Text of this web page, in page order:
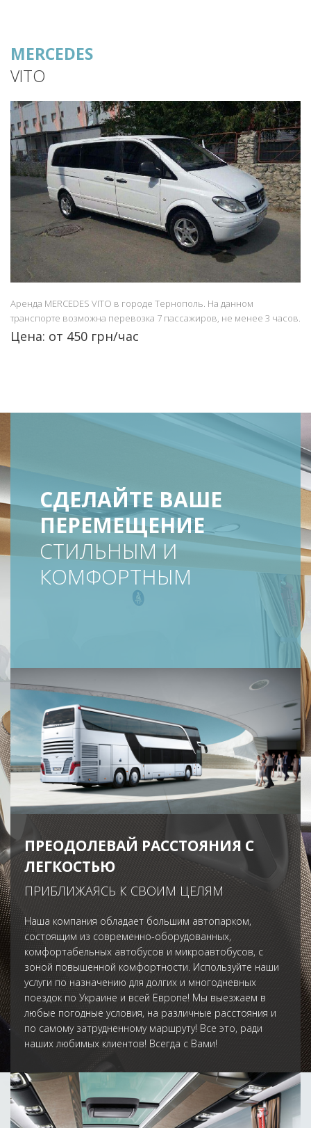
MERCEDES
VITO
Аренда MERCEDES VITO в городе Тернополь. На данном
транспорте возможна перевозка 7 пассажиров, не менее 3 часов.
Цена: от 450 грн/час
СДЕЛАЙТЕ ВАШЕ
ПЕРЕМЕЩЕНИЕ
СТИЛЬНЫМ И
КОМФОРТНЫМ
ПРЕОДОЛЕВАЙ РАССТОЯНИЯ С
ЛЕГКОСТЬЮ
ПРИБЛИЖАЯСЬ К СВОИМ ЦЕЛЯМ
Наша компания обладает большим автопарком,
состоящим из современно-оборудованных,
комфортабельных автобусов и микроавтобусов, с
зоной повышенной комфортности. Используйте наши
услуги по назначению для долгих и многодневных
поездок по Украине и всей Европе! Мы выезжаем в
любые погодные условия, на различные расстояния и
по самому затрудненному маршруту! Все это, ради
наших любимых клиентов! Всегда с Вами!